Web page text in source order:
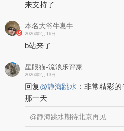
来支持了
本名大爷牛崽牛
2026年2月16日
b站来了
星眼猫-流浪乐评家
2026年2月13日
回复@静海跳水 ： 非常精彩的
那一天
@静海跳水期待北京再见